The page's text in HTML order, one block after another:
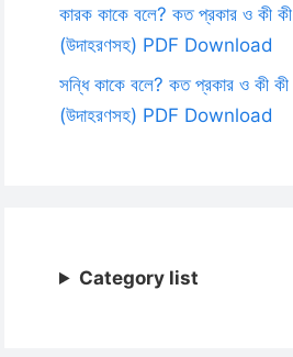
কারক কাকে বলে? কত প্রকার ও কী কী
(উদাহরণসহ) PDF Download
সন্ধি কাকে বলে? কত প্রকার ও কী কী
(উদাহরণসহ) PDF Download
Category list